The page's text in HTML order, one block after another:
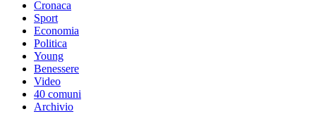
Cronaca
Sport
Economia
Politica
Young
Benessere
Video
40 comuni
Archivio